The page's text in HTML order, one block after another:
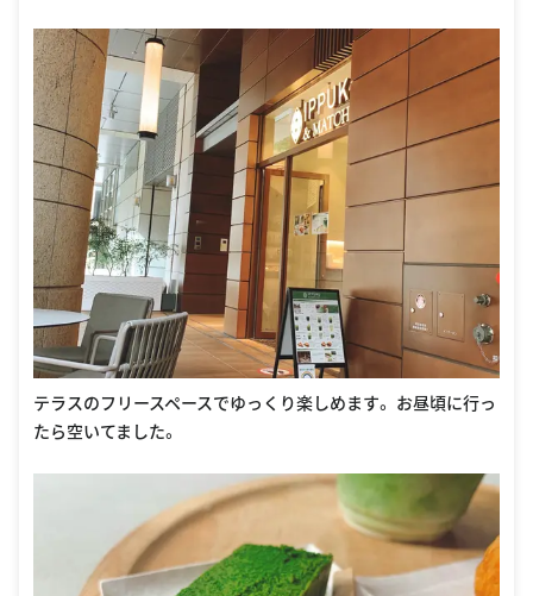
テラスのフリースペースでゆっくり楽しめます。 お昼頃に行っ
たら空いてました。